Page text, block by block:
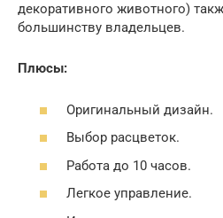
декоративного животного)
большинству владельцев.
Плюсы:
Оригинальный дизайн.
Выбор расцветок.
Работа до 10 часов.
Легкое управление.